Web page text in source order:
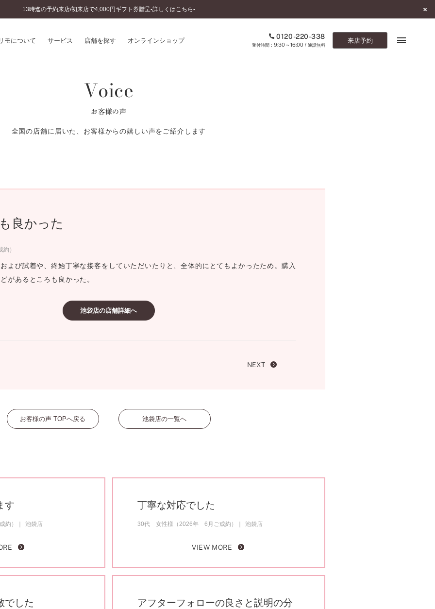
13時迄の予約来店/初来店で4,000円ギフト券贈呈-詳しくはこちら-
モについて サービス 店舗を探す オンラインショップ 0120-220-338
9:30～16:00/ 通話無料
来店予約
のこだわり
スダイヤモンド&バースストー
ーズサポート
婚約指輪とは
結婚指輪とは
セットリングとは
ショップブログ
Voice
お客様の声
全国の店舗に届いた、お客様からの嬉しい声をご紹介します
良かった
）
よび試着や、終始丁寧な接客をしていただいたりと、全体的にとてもよかったため。購入
があるところも良かった。
池袋店の店舗詳細へ
NEXT
お客様の声 TOPへ戻る 池袋店の一覧へ
す
） 池袋店
丁寧な対応でした
30代 女性様（2026年 6月ご成約） 池袋店
VIEW MORE
でした
アフターフォローの良さと説明の分